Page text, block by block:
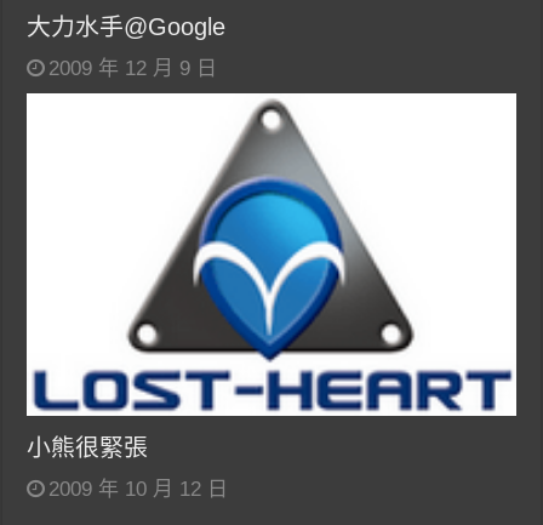
大力水手@Google
2009 年 12 月 9 日
小熊很緊張
2009 年 10 月 12 日